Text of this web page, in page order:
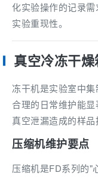
化实验操作的记录
实验重现性。
真空冷冻干
冻干机是实验室中集
合理的日常维护能
真空泄漏造成的样品
压缩机维护要点
压缩机是FD系列的"